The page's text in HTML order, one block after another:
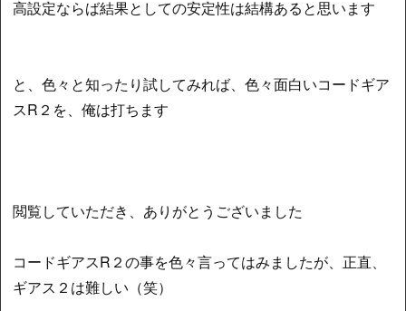
高設定ならば結果としての安定性は結構あると思います
と、色々と知ったり試してみれば、色々面白いコードギア
スR２を、俺は打ちます
閲覧していただき、ありがとうございました
コードギアスR２の事を色々言ってはみましたが、正直、
ギアス２は難しい（笑）